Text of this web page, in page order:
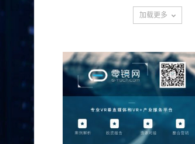
加载更多